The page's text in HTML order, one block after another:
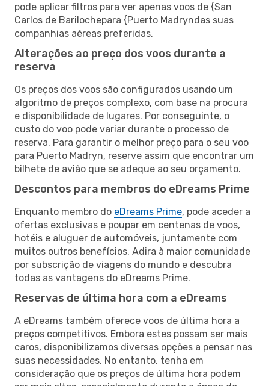
pode aplicar filtros para ver apenas voos de {San
Carlos de Barilochepara {Puerto Madryndas suas
companhias aéreas preferidas.
Alterações ao preço dos voos durante a
reserva
Os preços dos voos são configurados usando um
algoritmo de preços complexo, com base na procura
e disponibilidade de lugares. Por conseguinte, o
custo do voo pode variar durante o processo de
reserva. Para garantir o melhor preço para o seu voo
para Puerto Madryn, reserve assim que encontrar um
bilhete de avião que se adeque ao seu orçamento.
Descontos para membros do eDreams Prime
Enquanto membro do eDreams Prime, pode aceder a
ofertas exclusivas e poupar em centenas de voos,
hotéis e aluguer de automóveis, juntamente com
muitos outros benefícios. Adira à maior comunidade
por subscrição de viagens do mundo e descubra
todas as vantagens do eDreams Prime.
Reservas de última hora com a eDreams
A eDreams também oferece voos de última hora a
preços competitivos. Embora estes possam ser mais
caros, disponibilizamos diversas opções a pensar nas
suas necessidades. No entanto, tenha em
consideração que os preços de última hora podem